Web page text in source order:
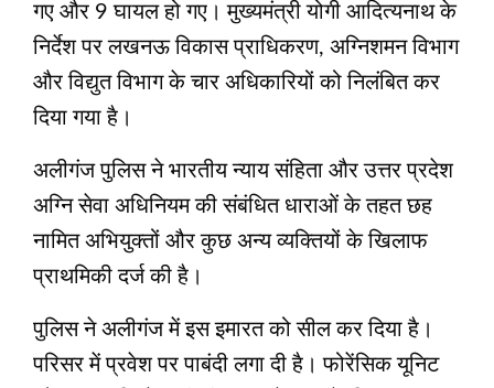
गए और 9 घायल हो गए। मुख्‍यमंत्री योगी आदित्‍यनाथ के
निर्देश पर लखनऊ विकास प्राधिकरण, अग्निशमन विभाग
और विद्युत विभाग के चार अधिकारियों को निलंबित कर
दिया गया है।
अलीगंज पुलिस ने भारतीय न्याय संहिता और उत्तर प्रदेश
अग्नि सेवा अधिनियम की संबंधित धाराओं के तहत छह
नामित अभियुक्‍तों और कुछ अन्‍य व्‍यक्तियों के खिलाफ
प्राथमिकी दर्ज की है।
पुलिस ने अलीगंज में इस इमारत को सील कर दिया है।
परिसर में प्रवेश पर पाबंदी लगा दी है। फोरेंसिक यूनिट